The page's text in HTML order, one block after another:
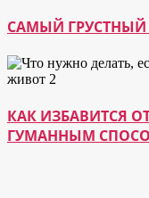
САМЫЙ ГРУСТНЫЙ
КАК ИЗБАВИТСЯ
ГУМАННЫМ